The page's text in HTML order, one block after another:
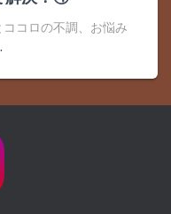
コロの不調、お悩み